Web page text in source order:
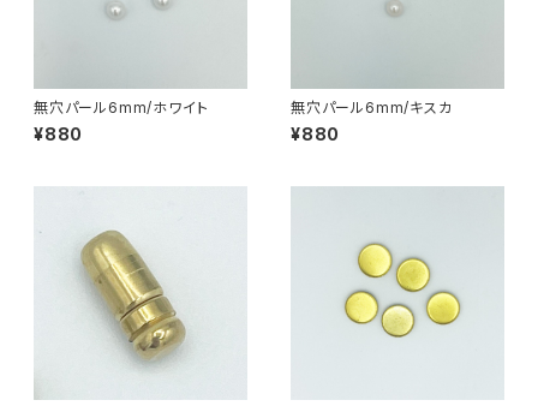
無穴パール6mm/ホワイト
¥880
無穴パール6mm/キスカ
¥880